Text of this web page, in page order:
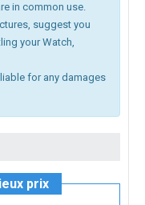
in common use.
suggest you
your Watch,
for any damages
prix